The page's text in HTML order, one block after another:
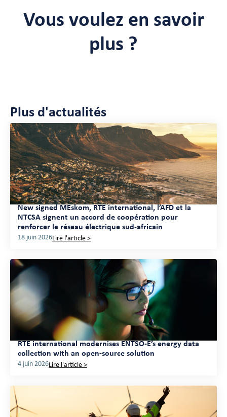
Vous voulez en savoir
plus ?
Plus d'actualités
New signed MEskom, RTE international, l’AFD et la
NTCSA signent un accord de coopération pour
renforcer le réseau électrique sud-africain
18 juin 2026Lire l'article >
RTE international modernises ENTSO-E’s energy data
collection with an open-source solution
4 juin 2026Lire l'article >